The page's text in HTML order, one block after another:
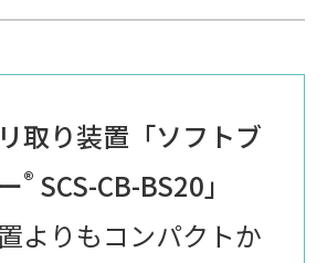
取り装置「ソフトブ
® SCS-CB-BS20」
よりもコンパクトか